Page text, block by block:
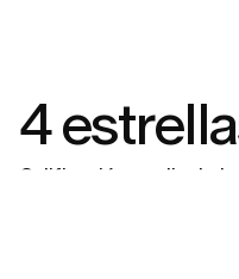
4
Calificación media de la